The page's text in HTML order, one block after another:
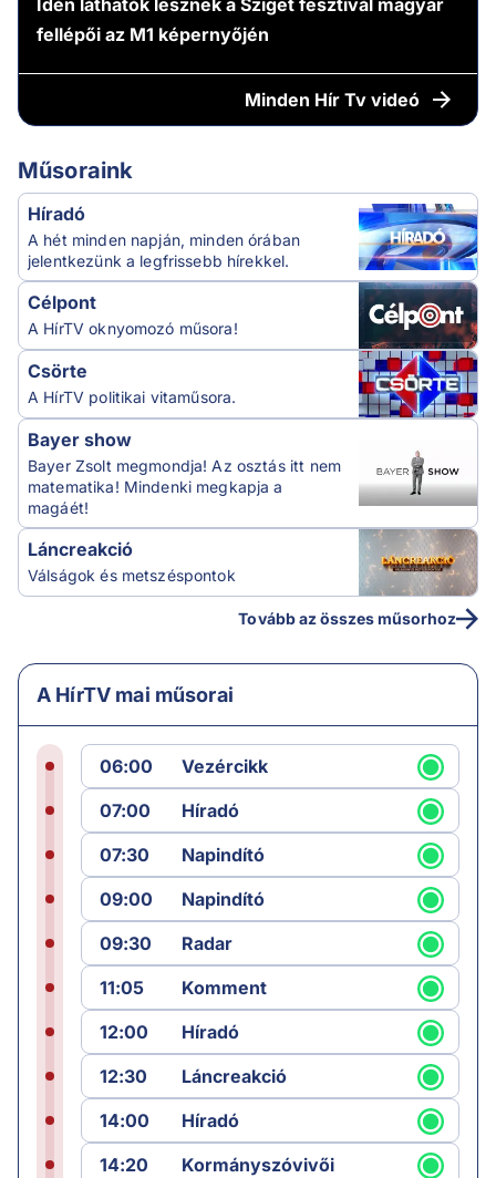
fellépői az M1 képernyőjén
Minden Hír Tv videó
Műsoraink
Híradó
A hét minden napján, minden órában
jelentkezünk a legfrissebb hírekkel.
Célpont
A HírTV oknyomozó műsora!
Csörte
A HírTV politikai vitaműsora.
Bayer show
Bayer Zsolt megmondja! Az osztás itt nem
matematika! Mindenki megkapja a
magáét!
Láncreakció
Válságok és metszéspontok
Tovább az összes műsorhoz
A HírTV mai műsorai
06:00
Vezércikk
07:00
Híradó
07:30
Napindító
09:00
Napindító
09:30
Radar
11:05
Komment
12:00
Híradó
12:30
Láncreakció
14:00
Híradó
14:20
Kormányszóvivői